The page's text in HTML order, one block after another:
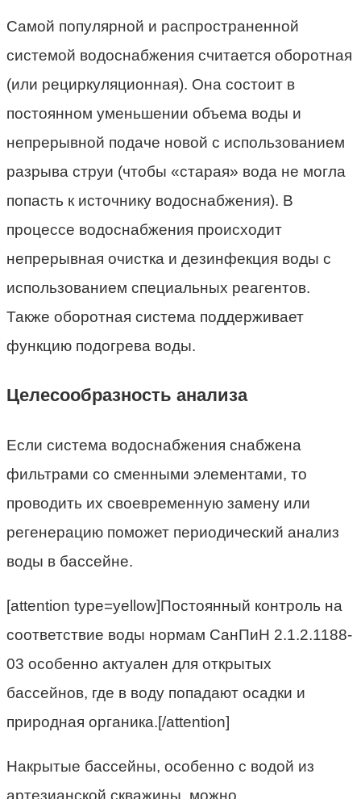
Самой популярной и распространенной
системой водоснабжения считается оборотная
(или рециркуляционная). Она состоит в
постоянном уменьшении объема воды и
непрерывной подаче новой с использованием
разрыва струи (чтобы «старая» вода не могла
попасть к источнику водоснабжения). В
процессе водоснабжения происходит
непрерывная очистка и дезинфекция воды с
использованием специальных реагентов.
Также оборотная система поддерживает
функцию подогрева воды.
Целесообразность анализа
Если система водоснабжения снабжена
фильтрами со сменными элементами, то
проводить их своевременную замену или
регенерацию поможет периодический анализ
воды в бассейне.
[attention type=yellow]Постоянный контроль на
соответствие воды нормам СанПиН 2.1.2.1188-
03 особенно актуален для открытых
бассейнов, где в воду попадают осадки и
природная органика.[/attention]
Накрытые бассейны, особенно с водой из
артезианской скважины, можно